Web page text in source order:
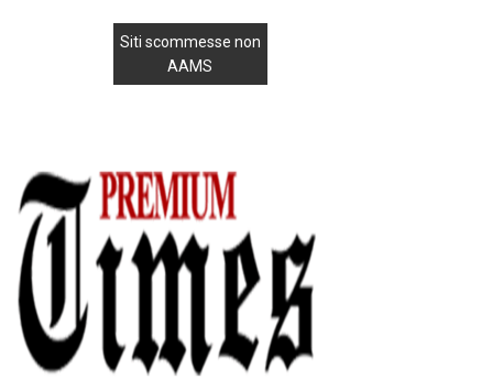
Siti scommesse non
AAMS